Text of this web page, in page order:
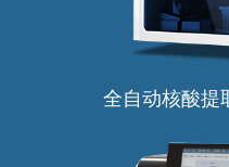
全自动核酸提